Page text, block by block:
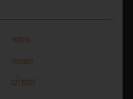
בימוי
הפקה
תסריט